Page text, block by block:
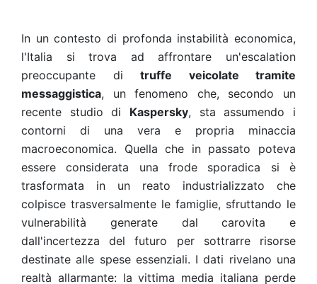
In un contesto di profonda instabilità economica,
l'Italia si trova ad affrontare un'escalation
preoccupante di truffe veicolate tramite
messaggistica, un fenomeno che, secondo un
recente studio di Kaspersky, sta assumendo i
contorni di una vera e propria minaccia
macroeconomica. Quella che in passato poteva
essere considerata una frode sporadica si è
trasformata in un reato industrializzato che
colpisce trasversalmente le famiglie, sfruttando le
vulnerabilità generate dal carovita e
dall'incertezza del futuro per sottrarre risorse
destinate alle spese essenziali. I dati rivelano una
realtà allarmante: la vittima media italiana perde